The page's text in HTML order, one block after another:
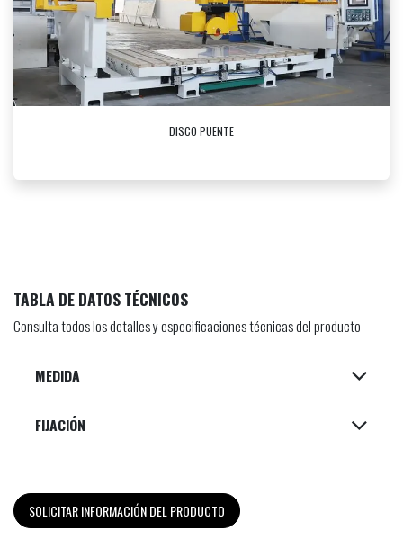
DISCO PUENTE
TABLA DE DATOS TÉCNICOS
Consulta todos los detalles y especificaciones técnicas del producto
MEDIDA
FIJACIÓN
SOLICITAR INFORMACIÓN DEL PRODUCTO